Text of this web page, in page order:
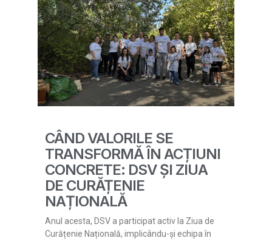
CÂND VALORILE SE
TRANSFORMĂ ÎN ACȚIUNI
CONCRETE: DSV ȘI ZIUA
DE CURĂȚENIE
NAȚIONALĂ
Anul acesta, DSV a participat activ la Ziua de
Curățenie Națională, implicându-și echipa în